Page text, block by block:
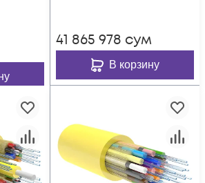
41 865 978 сум
В корзину